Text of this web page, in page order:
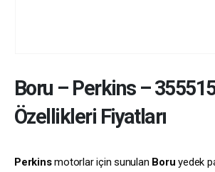
Boru – Perkins–
Özellikleri Fiyatları
Perkinsmotorlar için sunulan Boru yedek